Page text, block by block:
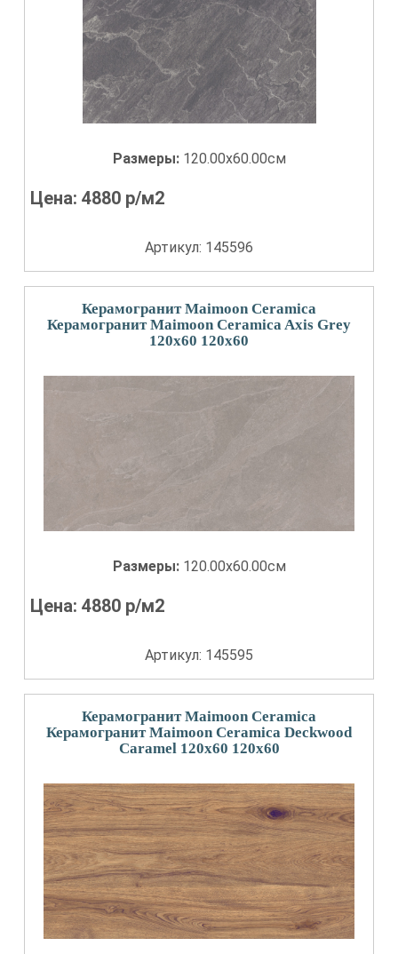
Размеры: 120.00x60.00см
Цена:4880 р/м2
Артикул: 145596
Керамогранит Maimoon Ceramica
Керамогранит Maimoon Ceramica Axis Grey
120x60 120x60
Размеры: 120.00x60.00см
Цена:4880 р/м2
Артикул: 145595
Керамогранит Maimoon Ceramica
Керамогранит Maimoon Ceramica Deckwood
Caramel 120x60 120x60